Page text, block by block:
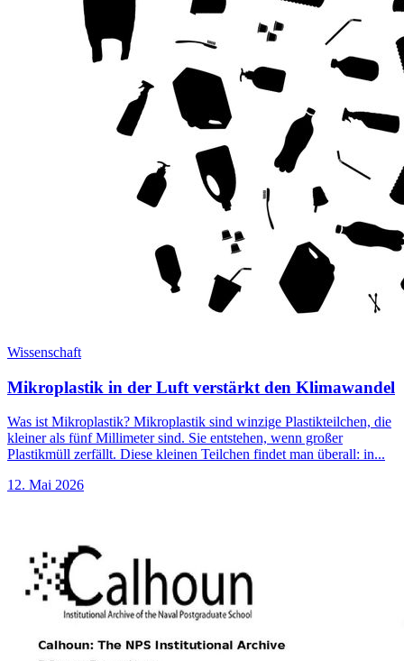
Wissenschaft
Mikroplastik in der Luft verstärkt den Klimawandel
Was ist Mikroplastik? Mikroplastik sind winzige Plastikteilchen, die
kleiner als fünf Millimeter sind. Sie entstehen, wenn großer
Plastikmüll zerfällt. Diese kleinen Teilchen findet man überall: in...
12. Mai 2026